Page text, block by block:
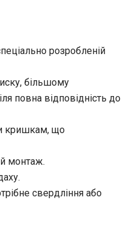
розробленій
більшому
повна відповідність до
кришкам, що
монтаж.
свердління або